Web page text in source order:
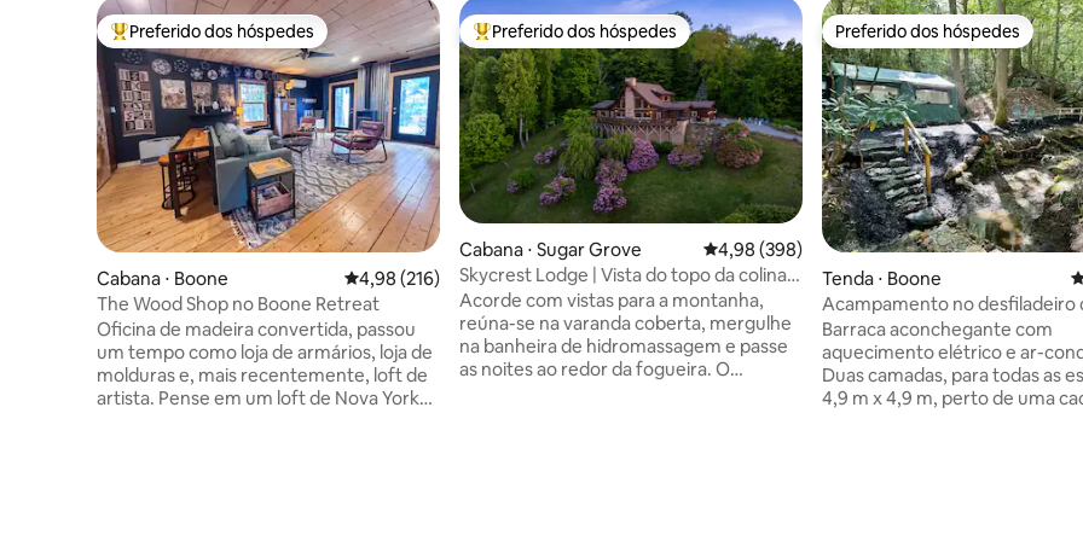
Entre os melhores preferidos dos hóspedes
Preferido dos hóspedes
Cabana ⋅ Boone 4,98 de uma avaliação média de 5, 216 avaliações
4,98 (216)
The Wood Shop no Boone Retreat
Oficina de madeira convertida, passou
um tempo como loja de armários, loja de
molduras e, mais recentemente, loft de
artista. Pense em um loft de Nova York
Entre os melhores preferidos dos hóspedes
Preferido dos hóspedes
Cabana ⋅ Sugar Grove 4,98 de uma avaliação média de 5, 398
4,98 (398)
Skycrest Lodge | Vista do topo da colina,
sala de jogos, banheira de
hidromassagem
Acorde com vistas para a montanha,
reúna-se na varanda coberta, mergulhe
na banheira de hidromassagem e passe
as noites ao redor da fogueira. O
Preferido dos hóspedes
Preferido dos hóspedes
Tenda ⋅ Boone
Acampamento no desfiladeiro
Barraca aconchegante com
aquecimento elétrico e ar-
Duas camadas, para todas as
4,9 m x 4,9 m, perto de uma